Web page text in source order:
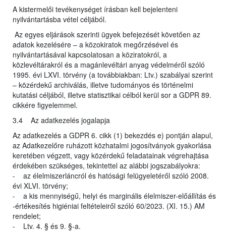
A kistermelői tevékenységet írásban kell bejelenteni
nyilvántartásba vétel céljából.
Az egyes eljárások szerinti ügyek befejezését követően az
adatok kezelésére – a közokiratok megőrzésével és
nyilvántartásával kapcsolatosan a köziratokról, a
közlevéltárakról és a magánlevéltári anyag védelméről szóló
1995. évi LXVI. törvény (a továbbiakban: Ltv.) szabályai szerint
– közérdekű archiválás, illetve tudományos és történelmi
kutatási céljából, illetve statisztikai célból kerül sor a GDPR 89.
cikkére figyelemmel.
3.4 Az adatkezelés jogalapja
Az adatkezelés a GDPR 6. cikk (1) bekezdés e) pontján alapul,
az Adatkezelőre ruházott közhatalmi jogosítványok gyakorlása
keretében végzett, vagy közérdekű feladatainak végrehajtása
érdekében szükséges, tekintettel az alábbi jogszabályokra:
- az élelmiszerláncról és hatósági felügyeletéről szóló 2008.
évi XLVI. törvény;
- a kis mennyiségű, helyi és marginális élelmiszer-előállítás és
-értékesítés higiéniai feltételeiről szóló 60/2023. (XI. 15.) AM
rendelet;
- Ltv. 4. § és 9. §-a.